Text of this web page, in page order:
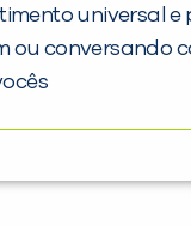
universal e
ou conversando